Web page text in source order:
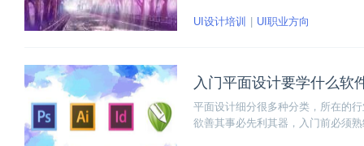
展规划，现在我们来看看UI设计师
UI设计培训 UI职业方向
入门平面设计要学什么软
平面设计细分很多种分类，所在的
欲善其事必先利其器，入门前必须